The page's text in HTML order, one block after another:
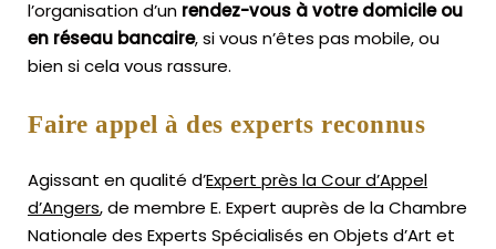
l’organisation d’un rendez-vous à votre domicile ou
en réseau bancaire, si vous n’êtes pas mobile, ou
bien si cela vous rassure.
Faire appel à des experts reconnus
Agissant en qualité d’Expert près la Cour d’Appel
d’Angers, de membre E. Expert auprès de laChambre
Nationale des Experts Spécialisés en Objets d’Art et